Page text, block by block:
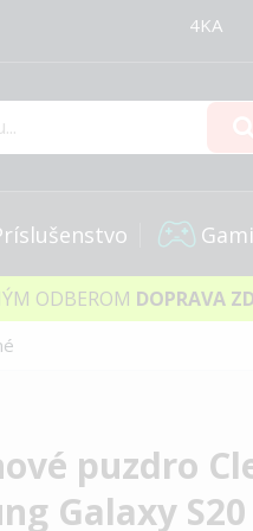
4KA
ODBEROM DOPRAVA
puzdro
Galaxy